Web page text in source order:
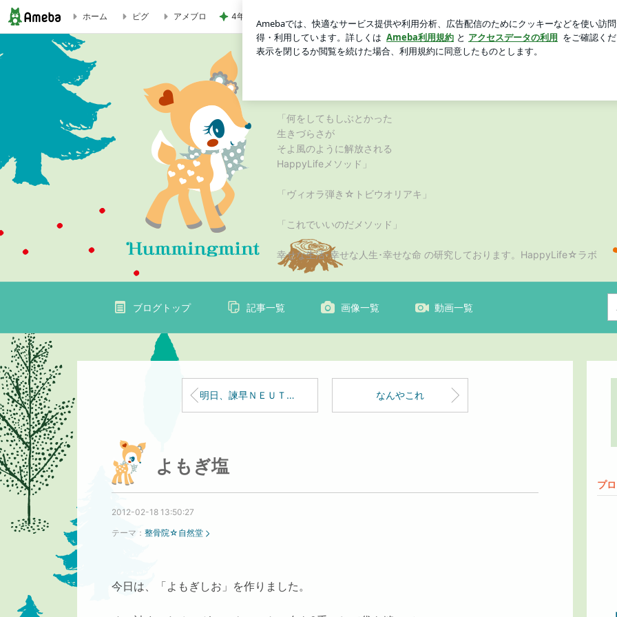
よもぎ塩 | トビウオリアの HappyLifeラボ☆
ホーム ピグ アメブロ 4年ぶりに1人で参戦したお店 ログイ
トビウオリアの HappyLifeラボ☆
「何をしてもしぶとかった
生きづらさが
そよ風のように解放される
HappyLifeメソッド」
「ヴィオラ弾き☆トビウオリアキ」
「これでいいのだメソッド」
幸せな生活･幸せな人生･幸せな命 の研究しております。HappyLife☆ラボ
ブログトップ 記事一覧 画像一覧 動画一覧
明日、諫早ＮＥＵＴＲＡＬ＋フリマに出店しま～す。 なんやこれ
よもぎ塩
2012-02-18 13:50:27
テーマ： 整骨院☆自然堂
今日は、「よもぎしお」を作りました。
プ